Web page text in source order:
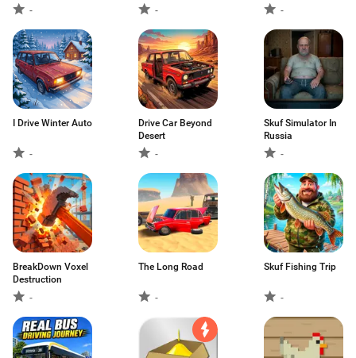
-
-
-
I Drive Winter Auto
-
Drive Car Beyond
Desert
-
Skuf Simulator In
Russia
-
BreakDown Voxel
Destruction
-
The Long Road
-
Skuf Fishing Trip
-